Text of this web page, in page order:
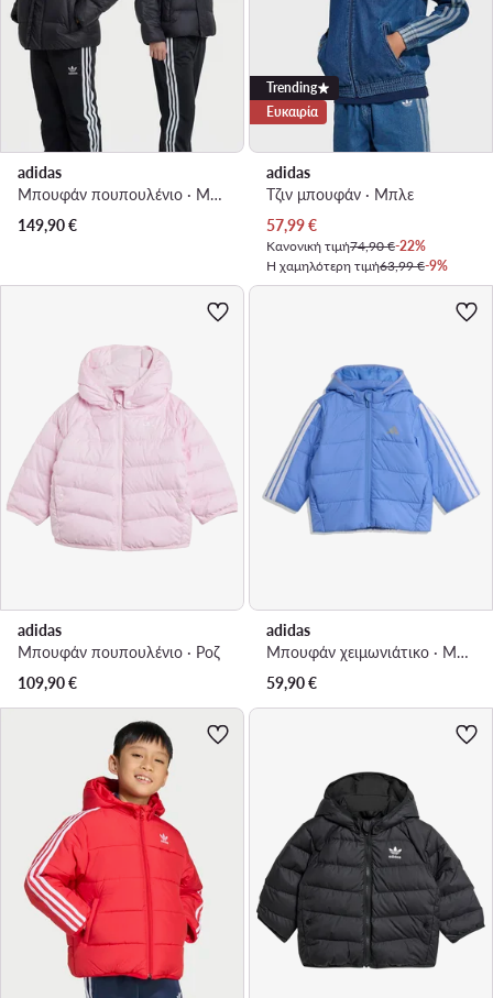
adidas
Μπουφάν πουπουλένιο · Μαύρο
149,90€
Trending
Ευκαιρία
adidas
Τζιν μπουφάν · Μπλε
Τρέχουσα τιμή
57,99€
Κανονική τιμή74,90 €-22%
Η χαμηλότερη τιμή63,99 €-9%
adidas
Μπουφάν πουπουλένιο · Ροζ
109,90€
adidas
Μπουφάν χειμωνιάτικο · Μπλε
59,90€